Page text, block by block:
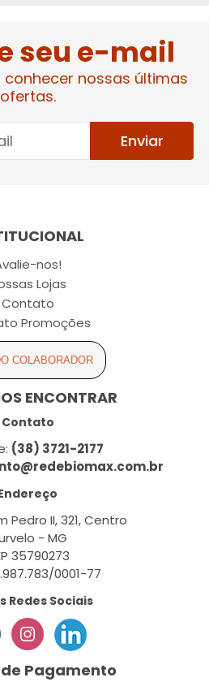
seu e-mail
conhecer nossas últimas
ofertas.
Enviar
nos!
Lojas
Contato
Promoções
COLABORADOR
ENCONTRAR
Contato
(38) 3721-2177
Pedro II, 321, Centro
- MG
35790273
0001-77
Redes Sociais
Pagamento